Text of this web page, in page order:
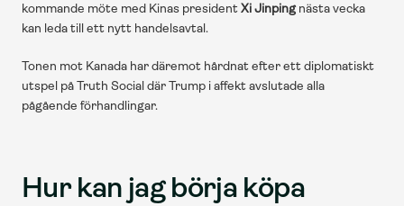
kommande möte med Kinas president Xi Jinping nästa vecka
kan leda till ett nytt handelsavtal.
Tonen mot Kanada har däremot hårdnat efter ett diplomatiskt
utspel på Truth Social där Trump i affekt avslutade alla
pågående förhandlingar.
Hur kan jag börja köpa